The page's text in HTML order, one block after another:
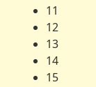
11
12
13
14
15